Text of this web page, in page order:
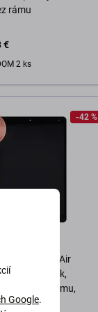
rámu
€
2 ks
-42 %
pre iPad Air
2019), Black,
sklo bez rámu,
Google.